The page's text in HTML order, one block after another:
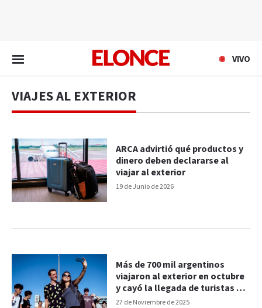
VIVO
VIAJES AL EXTERIOR
19 de Junio de 2026
ARCA advirtió qué productos y
dinero deben declararse al
viajar al exterior
27 de Noviembre de 2025
Más de 700 mil argentinos
viajaron al exterior en octubre
y cayó la llegada de turistas al
país